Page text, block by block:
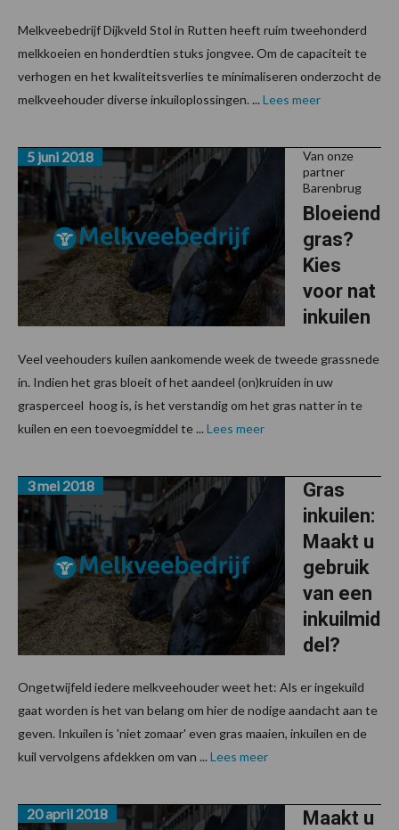
Melkveebedrijf Dijkveld Stol in Rutten heeft ruim tweehonderd
melkkoeien en honderdtien stuks jongvee. Om de capaciteit te
verhogen en het kwaliteitsverlies te minimaliseren onderzocht de
melkveehouder diverse inkuiloplossingen. ... Lees meer
Van onze
partner
Barenbrug
Bloeiend
gras?
Kies
voor nat
inkuilen
5 juni 2018
Veel veehouders kuilen aankomende week de tweede grassnede
in. Indien het gras bloeit of het aandeel (on)kruiden in uw
grasperceel hoog is, is het verstandig om het gras natter in te
kuilen en een toevoegmiddel te ... Lees meer
Gras
inkuilen:
Maakt u
gebruik
van een
inkuilmid
del?
3 mei 2018
Ongetwijfeld iedere melkveehouder weet het: Als er ingekuild
gaat worden is het van belang om hier de nodige aandacht aan te
geven. Inkuilen is 'niet zomaar' even gras maaien, inkuilen en de
kuil vervolgens afdekken om van ... Lees meer
Maakt u
20 april 2018